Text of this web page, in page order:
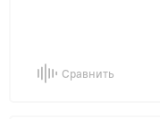
Сравнить